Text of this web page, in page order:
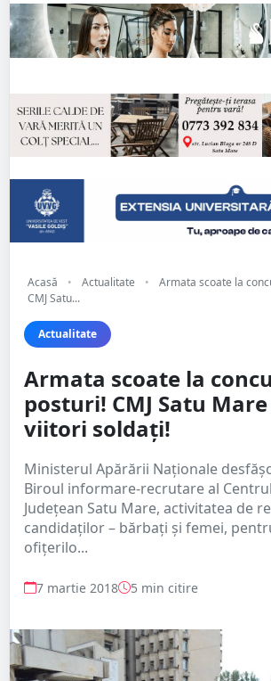
Acasă • Actualitate •
Armata scoate la
CMJ Satu...
Actualitate
Armata scoate la
posturi! CMJ Satu
viitori soldați!
Ministerul Apărării Naţionale
Biroul informare-recrutare al
Judeţean Satu Mare, activitatea de
candidaţilor – bărbaţi şi femei,
ofiţerilo...
7 martie 2018 5 min citire